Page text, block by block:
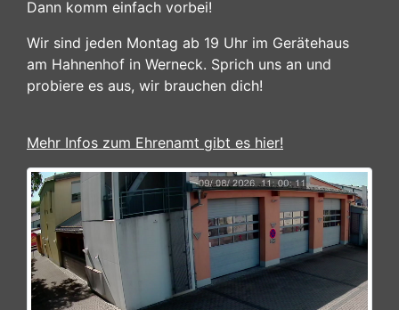
Dann komm einfach vorbei!
Wir sind jeden Montag ab 19 Uhr im Gerätehaus
am Hahnenhof in Werneck. Sprich uns an und
probiere es aus, wir brauchen dich!
Mehr Infos zum Ehrenamt gibt es hier!